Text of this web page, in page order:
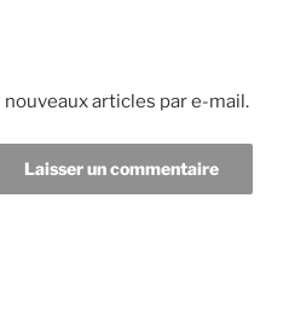
articles par e-mail.